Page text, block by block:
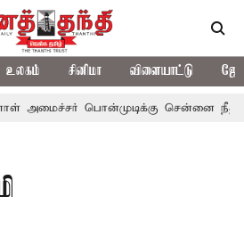
உலகம் சினிமா விளையாட்டு
அமைச்சர் பொன்முடிக்கு சென்னை